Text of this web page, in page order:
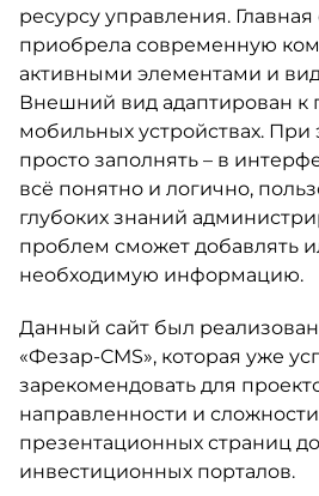
ресурсу управления.
приобрела современную
активными элементами и
Внешний вид адаптирован к
мобильных устройствах. При
просто заполнять – в
всё понятно и логично,
глубоких знаний
проблем сможет добавлять
необходимую информацию.
Данный сайт был
«Фезар-CMS», которая уже
зарекомендовать для
направленности и
презентационных страниц
инвестиционных порталов.